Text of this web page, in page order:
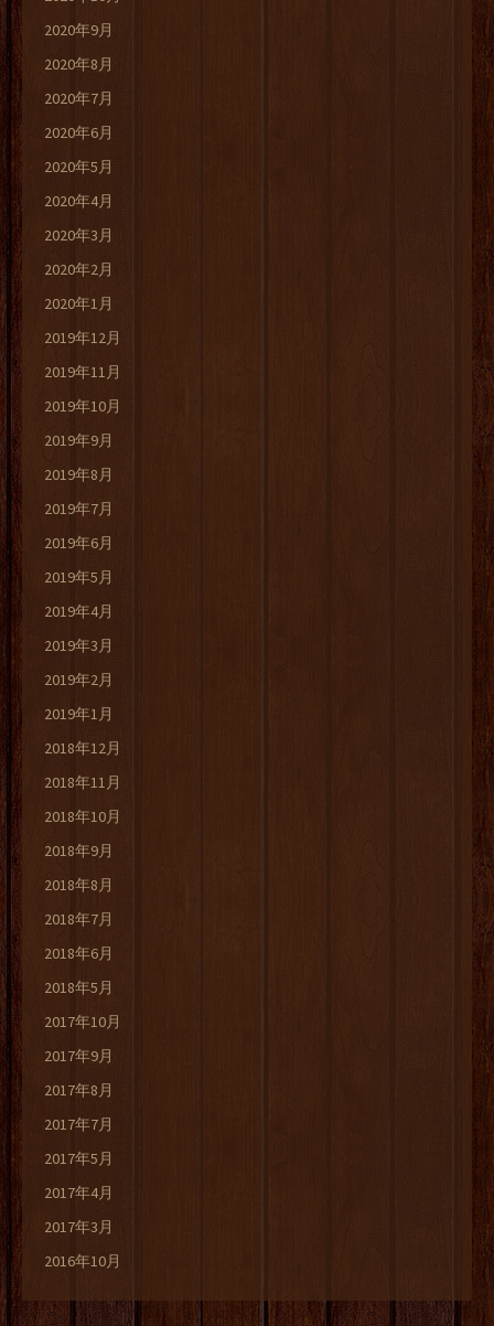
2020年9月
2020年8月
2020年7月
2020年6月
2020年5月
2020年4月
2020年3月
2020年2月
2020年1月
2019年12月
2019年11月
2019年10月
2019年9月
2019年8月
2019年7月
2019年6月
2019年5月
2019年4月
2019年3月
2019年2月
2019年1月
2018年12月
2018年11月
2018年10月
2018年9月
2018年8月
2018年7月
2018年6月
2018年5月
2017年10月
2017年9月
2017年8月
2017年7月
2017年5月
2017年4月
2017年3月
2016年10月